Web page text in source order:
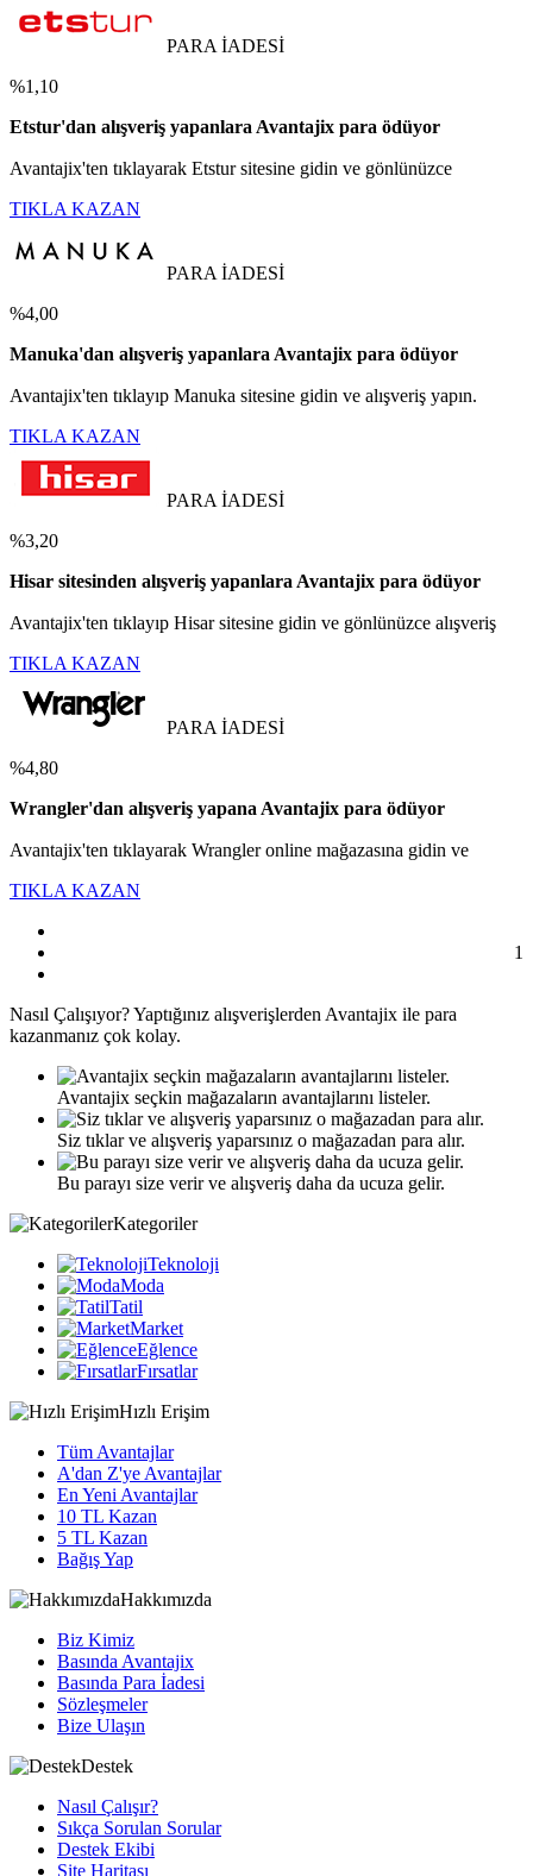
PARA İADESİ
%1,10
Etstur'dan alışveriş yapanlara Avantajix para ödüyor
Avantajix'ten tıklayarak Etstur sitesine gidin ve gönlünüzce
TIKLA KAZAN
PARA İADESİ
%4,00
Manuka'dan alışveriş yapanlara Avantajix para ödüyor
Avantajix'ten tıklayıp Manuka sitesine gidin ve alışveriş yapın.
TIKLA KAZAN
PARA İADESİ
%3,20
Hisar sitesinden alışveriş yapanlara Avantajix para ödüyor
Avantajix'ten tıklayıp Hisar sitesine gidin ve gönlünüzce alışveriş
TIKLA KAZAN
PARA İADESİ
%4,80
Wrangler'dan alışveriş yapana Avantajix para ödüyor
Avantajix'ten tıklayarak Wrangler online mağazasına gidin ve
TIKLA KAZAN
1
Nasıl Çalışıyor?Yaptığınız alışverişlerden Avantajix ile para
kazanmanız çok kolay.
Avantajix seçkin mağazaların avantajlarını listeler.
Siz tıklar ve alışveriş yaparsınız o mağazadan para alır.
Bu parayı size verir ve alışveriş daha da ucuza gelir.
Kategoriler
Teknoloji
Moda
Tatil
Market
Eğlence
Fırsatlar
Hızlı Erişim
Tüm Avantajlar
A'dan Z'ye Avantajlar
En Yeni Avantajlar
10 TL Kazan
5 TL Kazan
Bağış Yap
Hakkımızda
Biz Kimiz
Basında Avantajix
Basında Para İadesi
Sözleşmeler
Bize Ulaşın
Destek
Nasıl Çalışır?
Sıkça Sorulan Sorular
Destek Ekibi
Site Haritası